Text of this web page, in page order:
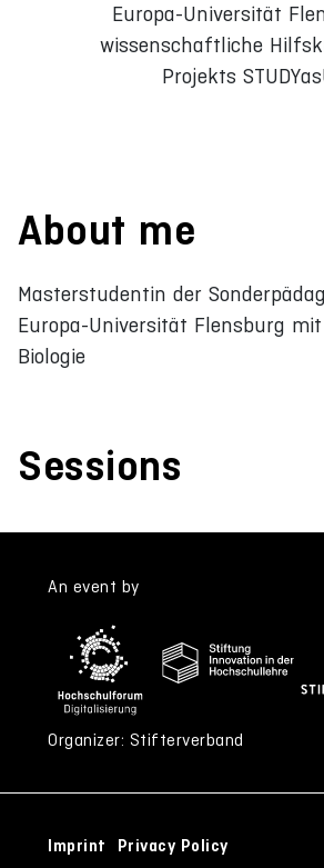
Europa-Universität
wissenschaftliche
Projekts
About me
Masterstudentin der
Europa-Universität Flensburg
Biologie
Sessions
An event by
Organizer: Stifterverband
Imprint Privacy Policy